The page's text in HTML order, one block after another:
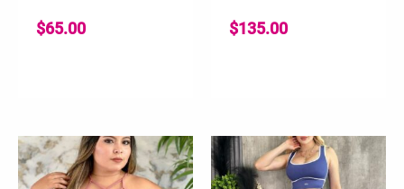
$65.00 $135.00